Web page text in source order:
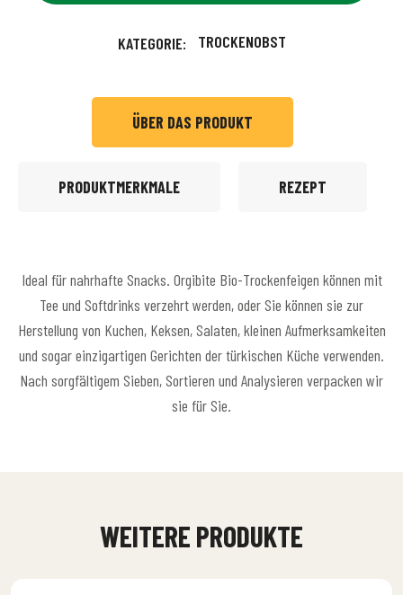
KATEGORIE: TROCKENOBST
ÜBER DAS PRODUKT
PRODUKTMERKMALE REZEPT
Ideal für nahrhafte Snacks. Orgibite Bio-Trockenfeigen können mit
Tee und Softdrinks verzehrt werden, oder Sie können sie zur
Herstellung von Kuchen, Keksen, Salaten, kleinen Aufmerksamkeiten
und sogar einzigartigen Gerichten der türkischen Küche verwenden.
Nach sorgfältigem Sieben, Sortieren und Analysieren verpacken wir
sie für Sie.
WEITERE PRODUKTE